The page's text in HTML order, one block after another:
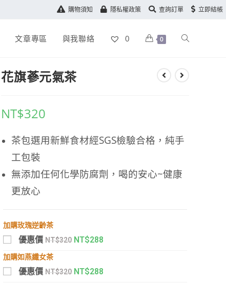
購物須知 隱私權政策 查詢訂單 立即結帳
文章專區 與我聯絡 0 0
花旗蔘元氣茶
NT$320
茶包選用新鮮食材經SGS檢驗合格，純手
工包裝
無添加任何化學防腐劑，喝的安心~健康
更放心
加購玫瑰逆齡茶
優惠價 NT$320 NT$288
加購如燕纖女茶
優惠價 NT$320 NT$288